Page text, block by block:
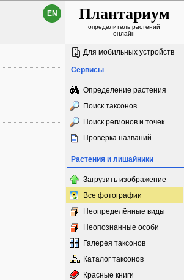
EN Плантариум
определитель растений
онлайн
Для мобильных устройств
Сервисы
Определение растения
Поиск таксонов
Поиск регионов и точек
Проверка названий
Растения и лишайники
Загрузить изображение
Все фотографии
Неопределённые виды
Неопознанные особи
Галерея таксонов
Каталог таксонов
Красные книги